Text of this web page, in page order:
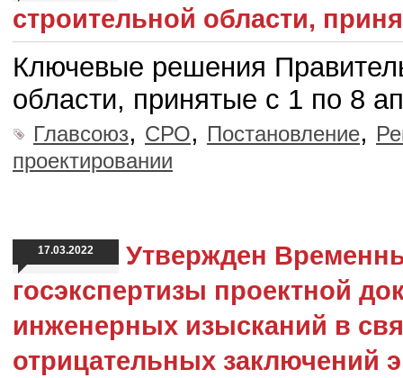
строительной области,
Ключевые решения
области, принятые с 1 по 8
Главсоюз, СРО, Постановление,
проектировании
17.03.2022
Утвержден
госэкспертизы проектной
инженерных изысканий в
отрицательных заключений